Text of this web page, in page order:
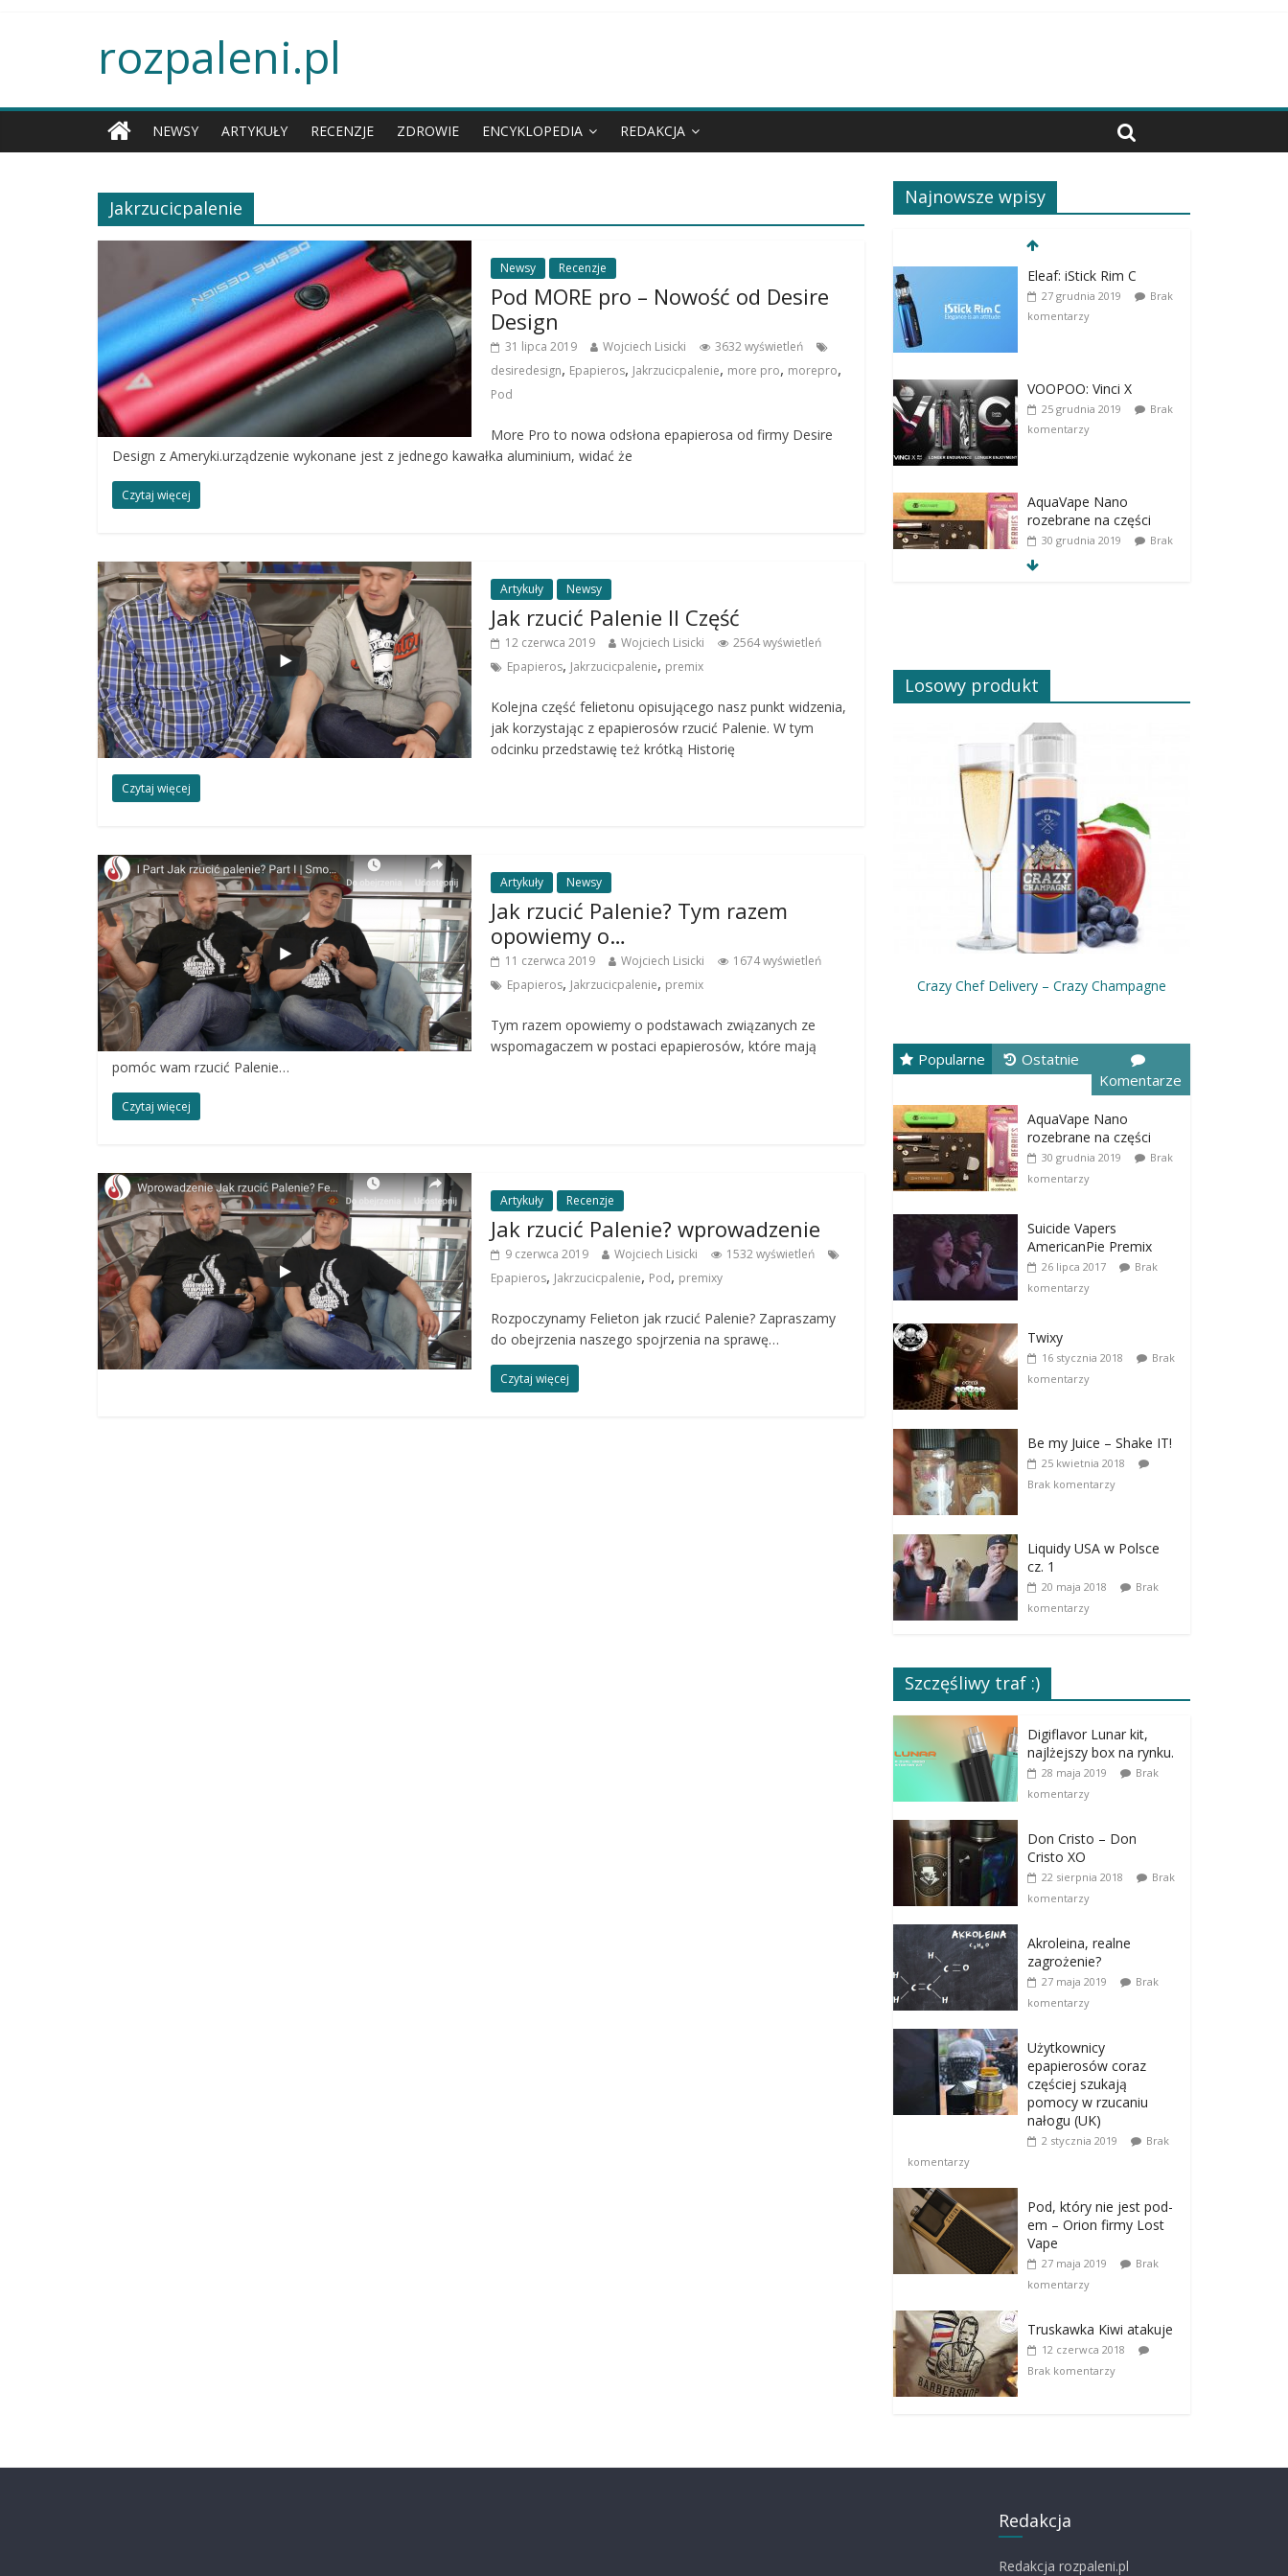
rozpaleni.pl
NEWSY ARTYKUŁY RECENZJE ZDROWIE ENCYKLOPEDIA REDAKCJA
Jakrzucicpalenie
Newsy Recenzje
Pod MORE pro – Nowość od Desire
Design
31 lipca 2019 Wojciech Lisicki
3632 wyświetleń
desiredesign, Epapieros, Jakrzucicpalenie, more pro, morepro,
Pod
More Pro to nowa odsłona epapierosa od firmy Desire
Design z Ameryki.urządzenie wykonane jest z jednego kawałka aluminium, widać że
Czytaj więcej
Artykuły Newsy
Jak rzucić Palenie II Część
12 czerwca 2019 Wojciech Lisicki
2564 wyświetleń
Epapieros, Jakrzucicpalenie, premix
Kolejna część felietonu opisującego nasz punkt widzenia,
jak korzystając z epapierosów rzucić Palenie. W tym
odcinku przedstawię też krótką Historię
Czytaj więcej
Artykuły Newsy
Jak rzucić Palenie? Tym razem
opowiemy o…
11 czerwca 2019 Wojciech Lisicki
1674 wyświetleń
Epapieros, Jakrzucicpalenie, premix
Tym razem opowiemy o podstawach związanych ze
wspomagaczem w postaci epapierosów, które mają
pomóc wam rzucić Palenie…
Czytaj więcej
Artykuły Recenzje
Jak rzucić Palenie? wprowadzenie
9 czerwca 2019 Wojciech Lisicki
1532 wyświetleń
Epapieros, Jakrzucicpalenie, Pod, premixy
Rozpoczynamy Felieton jak rzucić Palenie? Zapraszamy
do obejrzenia naszego spojrzenia na sprawę…
Czytaj więcej
Najnowsze wpisy
Eleaf: iStick Rim C
27 grudnia 2019
Brak
komentarzy
VOOPOO: Vinci X
25 grudnia 2019
Brak
komentarzy
AquaVape Nano
rozebrane na części
30 grudnia 2019
Brak
komentarzy
Losowy produkt
Crazy Chef Delivery – Crazy Champagne
Popularne
Ostatnie
Komentarze
AquaVape Nano
rozebrane na części
30 grudnia 2019
Brak
komentarzy
Suicide Vapers
AmericanPie Premix
26 lipca 2017
Brak
komentarzy
Twixy
16 stycznia 2018
Brak
komentarzy
Be my Juice – Shake IT!
25 kwietnia 2018
Brak komentarzy
Liquidy USA w Polsce
cz. 1
20 maja 2018
Brak
komentarzy
Szczęśliwy traf :)
Digiflavor Lunar kit,
najlżejszy box na rynku.
28 maja 2019
Brak
komentarzy
Don Cristo – Don
Cristo XO
22 sierpnia 2018
Brak
komentarzy
Akroleina, realne
zagrożenie?
27 maja 2019
Brak
komentarzy
Użytkownicy
epapierosów coraz
częściej szukają
pomocy w rzucaniu
nałogu (UK)
2 stycznia 2019
Brak
komentarzy
Pod, który nie jest pod-
em – Orion firmy Lost
Vape
27 maja 2019
Brak
komentarzy
Truskawka Kiwi atakuje
12 czerwca 2018
Brak komentarzy
Redakcja
Redakcja rozpaleni.pl